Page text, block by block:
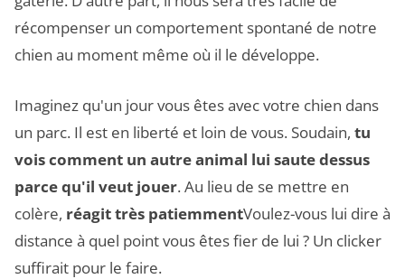
récompenser un comportement spontané de notre
chien au moment même où il le développe.
Imaginez qu'un jour vous êtes avec votre chien dans
un parc. Il est en liberté et loin de vous. Soudain, tu
vois comment un autre animal lui saute dessus
parce qu'il veut jouer. Au lieu de se mettre en
colère, réagit très patiemmentVoulez-vous lui dire à
distance à quel point vous êtes fier de lui ? Un clicker
suffirait pour le faire.